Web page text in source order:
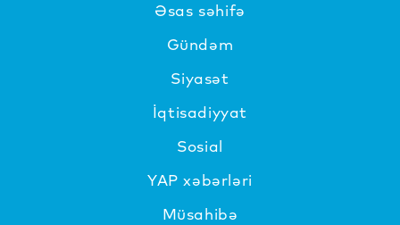
Əsas səhifə
Gündəm
Siyasət
İqtisadiyyat
Sosial
YAP xəbərləri
Müsahibə